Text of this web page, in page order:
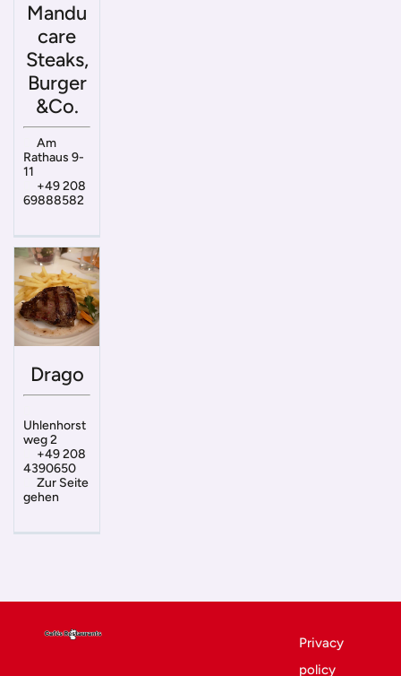
Mandu
care
Steaks,
Burger
&Co.
Am
Rathaus 9-
11
+49 208
69888582
Drago
Uhlenhorst
weg 2
+49 208
4390650
Zur Seite
gehen
Privacy
policy